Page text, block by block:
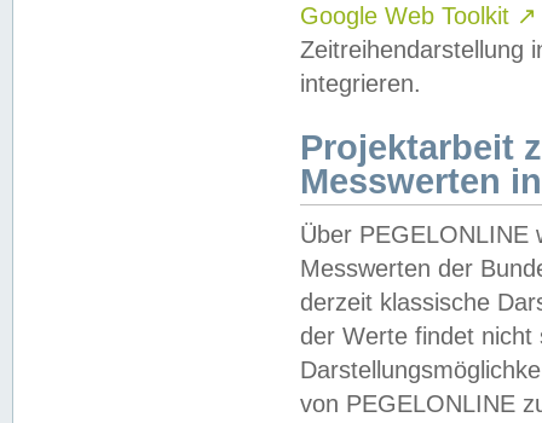
Google Web Toolkit ↗
Zeitreihendarstellung
integrieren.
Projektarbeit
Messwerten
Über PEGELONLINE
Messwerten der
derzeit klassische
der Werte findet
von PEGELONLINE